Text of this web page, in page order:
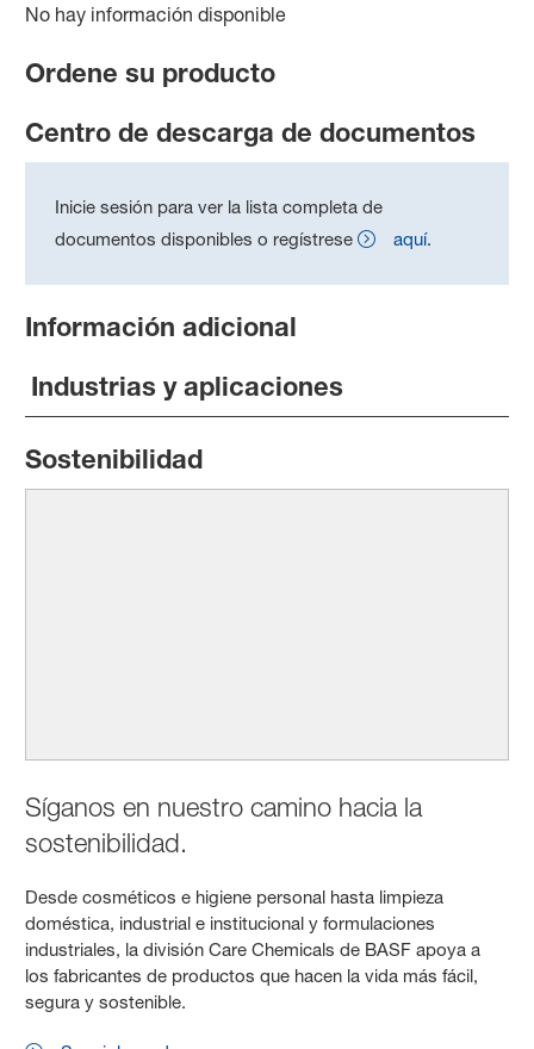
No hay información disponible
Ordene su producto
Centro de descarga de documentos
Inicie sesión para ver la lista completa de
documentos disponibles o regístrese
aquí.
Información adicional
Industrias y aplicaciones
Sostenibilidad
Síganos en nuestro camino hacia la
sostenibilidad.
Desde cosméticos e higiene personal hasta limpieza
doméstica, industrial e institucional y formulaciones
industriales, la división Care Chemicals de BASF apoya a
los fabricantes de productos que hacen la vida más fácil,
segura y sostenible.